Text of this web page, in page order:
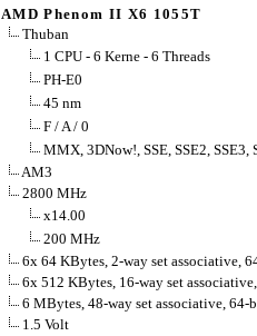
AMD Phenom II X6 1055T
Thuban
1 CPU - 6 Kerne - 6 Threads
PH-E0
45 nm
F / A / 0
MMX, 3DNow!, SSE, SSE2,
AM3
2800 MHz
x14.00
200 MHz
6x 64 KBytes, 2-way set associative,
6x 512 KBytes, 16-way set
6 MBytes, 48-way set associative, 64-
1.5 Volt